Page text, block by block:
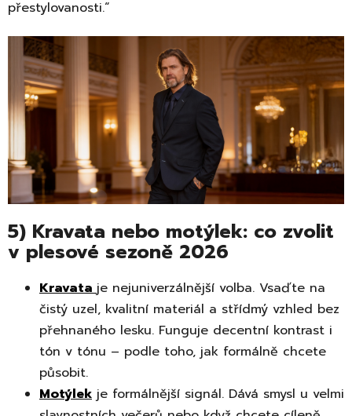
přestylovanosti.“
5) Kravata nebo motýlek: co zvolit
v plesové sezoně 2026
Kravata je nejuniverzálnější volba. Vsaďte na
čistý uzel, kvalitní materiál a střídmý vzhled bez
přehnaného lesku. Funguje decentní kontrast i
tón v tónu – podle toho, jak formálně chcete
působit.
Motýlek je formálnější signál. Dává smysl u velmi